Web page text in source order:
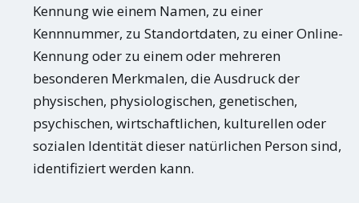
Kennung wie einem Namen, zu einer
Kennnummer, zu Standortdaten, zu einer Online-
Kennung oder zu einem oder mehreren
besonderen Merkmalen, die Ausdruck der
physischen, physiologischen, genetischen,
psychischen, wirtschaftlichen, kulturellen oder
sozialen Identität dieser natürlichen Person sind,
identifiziert werden kann.